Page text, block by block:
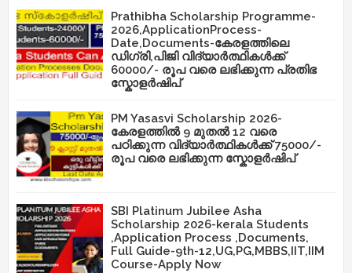
Prathibha Scholarship Programme-
2026,ApplicationProcess-
Date,Documents-കേരളത്തിലെ
ഡിഗ്രി,പിജി വിദ്യാർത്ഥികൾക്ക്
60000/- രൂപ വരെ ലഭിക്കുന്ന പ്രതിഭ
സ്കോളർഷിപ്
PM Yasasvi Scholarship 2026-
കേരളത്തിൽ 9 മുതൽ 12 വരെ
പഠിക്കുന്ന വിദ്യാർത്ഥികൾക്ക് 75000/-
രൂപ വരെ ലഭിക്കുന്ന സ്കോളർഷിപ്
SBI Platinum Jubilee Asha
Scholarship 2026-kerala Students
,Application Process ,Documents,
Full Guide-9th-12,UG,PG,MBBS,IIT,IIM
Course-Apply Now